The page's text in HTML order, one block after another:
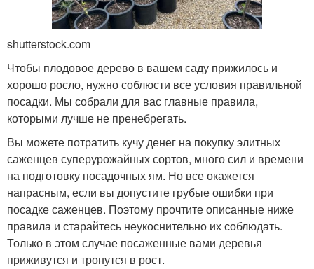
shutterstock.com
Чтобы плодовое дерево в вашем саду прижилось и
хорошо росло, нужно соблюсти все условия правильной
посадки. Мы собрали для вас главные правила,
которыми лучше не пренебрегать.
Вы можете потратить кучу денег на покупку элитных
саженцев суперурожайных сортов, много сил и времени
на подготовку посадочных ям. Но все окажется
напрасным, если вы допустите грубые ошибки при
посадке саженцев. Поэтому прочтите описанные ниже
правила и старайтесь неукоснительно их соблюдать.
Только в этом случае посаженные вами деревья
приживутся и тронутся в рост.